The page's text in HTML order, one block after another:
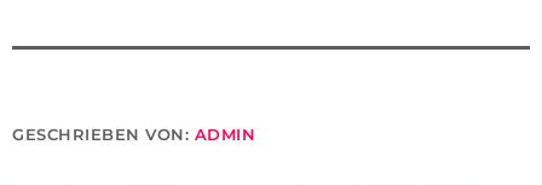
GESCHRIEBEN VON: ADMIN